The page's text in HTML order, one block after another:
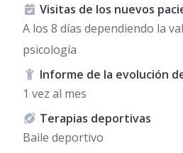
Visitas de los nuevos
A los 8 días dependiendo la
psicología
Informe de la evolución
1 vez al mes
Terapias deportivas
Baile deportivo